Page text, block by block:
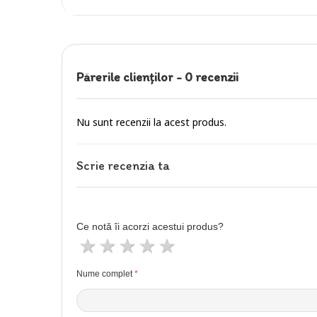
Părerile clienţilor - 0 recenzii
Nu sunt recenzii la acest produs.
Scrie recenzia ta
Ce notă îi acorzi acestui produs?
4 stele
3 stele
2 stele
1 stea
Nume complet